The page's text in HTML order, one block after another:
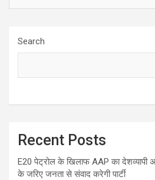
Search
Recent Posts
E20 पेट्रोल के खिलाफ AAP का देशव्यापी
के जरिए जनता से संवाद करेगी पार्टी